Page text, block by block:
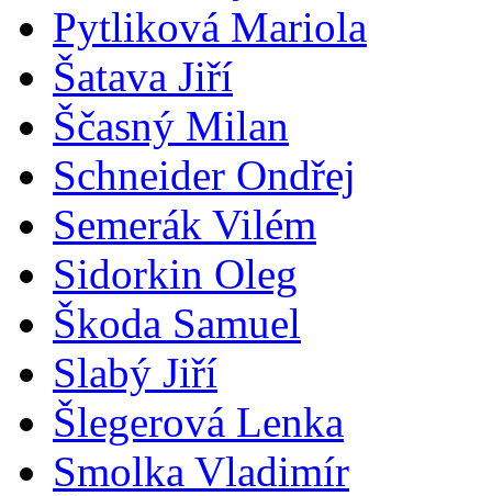
Pytliková Mariola
Šatava Jiří
Ščasný Milan
Schneider Ondřej
Semerák Vilém
Sidorkin Oleg
Škoda Samuel
Slabý Jiří
Šlegerová Lenka
Smolka Vladimír